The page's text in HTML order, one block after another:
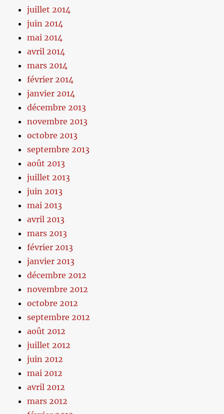
juillet 2014
juin 2014
mai 2014
avril 2014
mars 2014
février 2014
janvier 2014
décembre 2013
novembre 2013
octobre 2013
septembre 2013
août 2013
juillet 2013
juin 2013
mai 2013
avril 2013
mars 2013
février 2013
janvier 2013
décembre 2012
novembre 2012
octobre 2012
septembre 2012
août 2012
juillet 2012
juin 2012
mai 2012
avril 2012
mars 2012